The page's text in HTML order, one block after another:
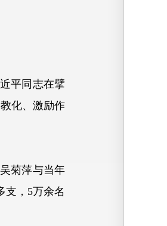
平同志在擘
化、激励作
菊萍与当年
支，5万余名